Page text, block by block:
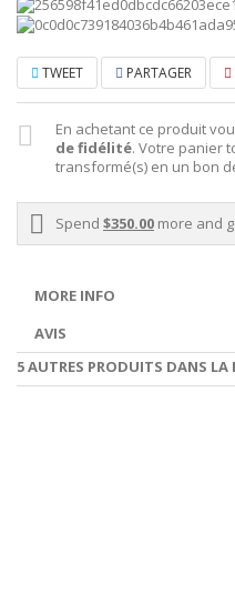
TWEET PARTAGER
En achetant ce produit
de fidélité. Votre panier
transformé(s) en un bon
Spend $350.00 more and
MORE INFO
AVIS
5 AUTRES PRODUITS DANS LA